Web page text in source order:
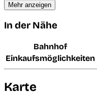
Mehr anzeigen
In der Nähe
Bahnhof
Einkaufsmöglichkeiten
Karte